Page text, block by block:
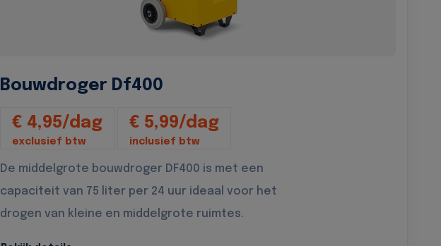
Bouwdroger Df400
€ 4,95/dag
exclusief btw
€ 5,99/dag
inclusief btw
De middelgrote bouwdroger DF400 is met een
capaciteit van 75 liter per 24 uur ideaal voor het
drogen van kleine en middelgrote ruimtes.